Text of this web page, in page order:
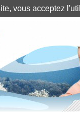
vous acceptez